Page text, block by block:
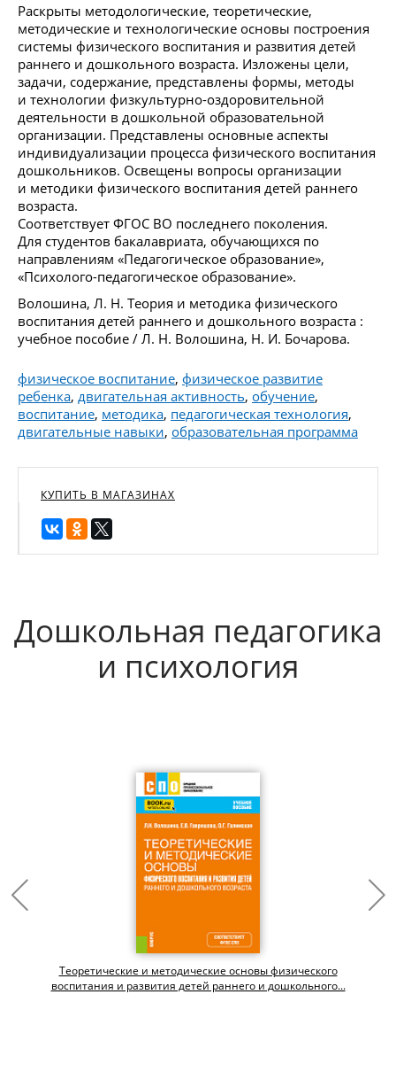
Раскрыты методологические, теоретические,
методические и технологические основы построения
системы физического воспитания и развития детей
раннего и дошкольного возраста. Изложены цели,
задачи, содержание, представлены формы, методы
и технологии физкультурно-оздоровительной
деятельности в дошкольной образовательной
организации. Представлены основные аспекты
индивидуализации процесса физического воспитания
дошкольников. Освещены вопросы организации
и методики физического воспитания детей раннего
возраста.
Соответствует ФГОС ВО последнего поколения.
Для студентов бакалавриата, обучающихся по
направлениям «Педагогическое образование»,
«Психолого-педагогическое образование».
Волошина, Л. Н. Теория и методика физического
воспитания детей раннего и дошкольного возраста :
учебное пособие / Л. Н. Волошина, Н. И. Бочарова.
физическое воспитание, физическое развитие
ребенка, двигательная активность, обучение,
воспитание, методика, педагогическая технология,
двигательные навыки, образовательная программа
КУПИТЬ В МАГАЗИНАХ
Дошкольная педагогика
и психология
Теоретические и методические основы физического
воспитания и развития детей раннего и дошкольного...